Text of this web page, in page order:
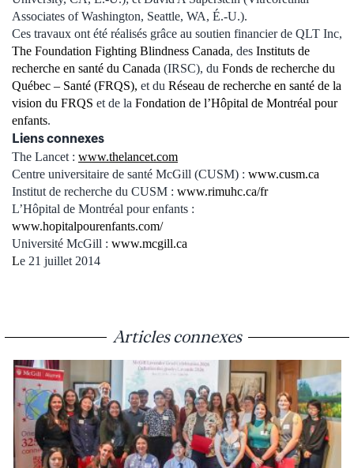
Associates of Washington, Seattle, WA, É.-U.).
Ces travaux ont été réalisés grâce au soutien financier de QLT Inc,
The Foundation Fighting Blindness Canada, des Instituts de
recherche en santé du Canada (IRSC), du Fonds de recherche du
Québec – Santé (FRQS), et du Réseau de recherche en santé de la
vision du FRQS et de la Fondation de l’Hôpital de Montréal pour
enfants.
Liens connexes
The Lancet : www.thelancet.com
Centre universitaire de santé McGill (CUSM) : www.cusm.ca
Institut de recherche du CUSM : www.rimuhc.ca/fr
L’Hôpital de Montréal pour enfants :
www.hopitalpourenfants.com/
Université McGill : www.mcgill.ca
Le 21 juillet 2014
Articles connexes